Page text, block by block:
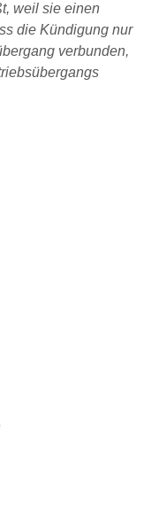
weil sie einen
die Kündigung nur
verbunden,